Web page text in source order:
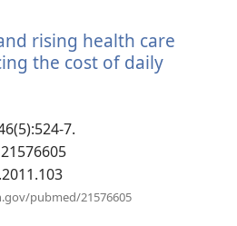
タ
ブ
で
rising health care
the cost of daily
7.
pubmed/21576605